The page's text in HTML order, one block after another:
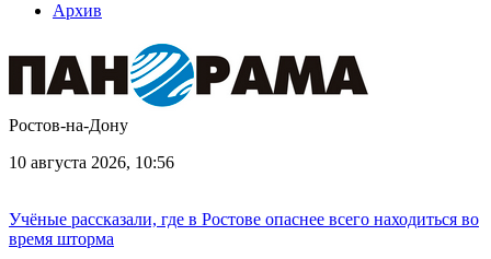
Архив
Ростов-на-Дону
10 августа 2026, 10:56
Учёные рассказали, где в Ростове опаснее всего находиться во
время шторма